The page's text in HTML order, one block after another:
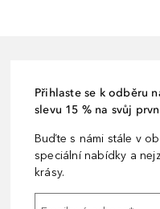
Přihlaste se k odběru
slevu 15 % na svůj
Buďte s námi stále v
speciální nabídky a
krásy.